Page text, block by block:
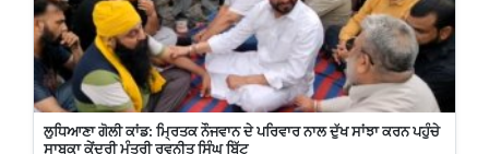
ਲੁਧਿਆਣਾ ਗੋਲੀ ਕਾਂਡ: ਮ੍ਰਿਤਕ ਨੌਜਵਾਨ ਦੇ ਪਰਿਵਾਰ ਨਾਲ ਦੁੱਖ ਸਾਂਝਾ ਕਰਨ ਪਹੁੰਚੇ
ਸਾਬਕਾ ਕੇਂਦਰੀ ਮੰਤਰੀ ਰਵਨੀਤ ਸਿੰਘ ਬਿੱਟੂ